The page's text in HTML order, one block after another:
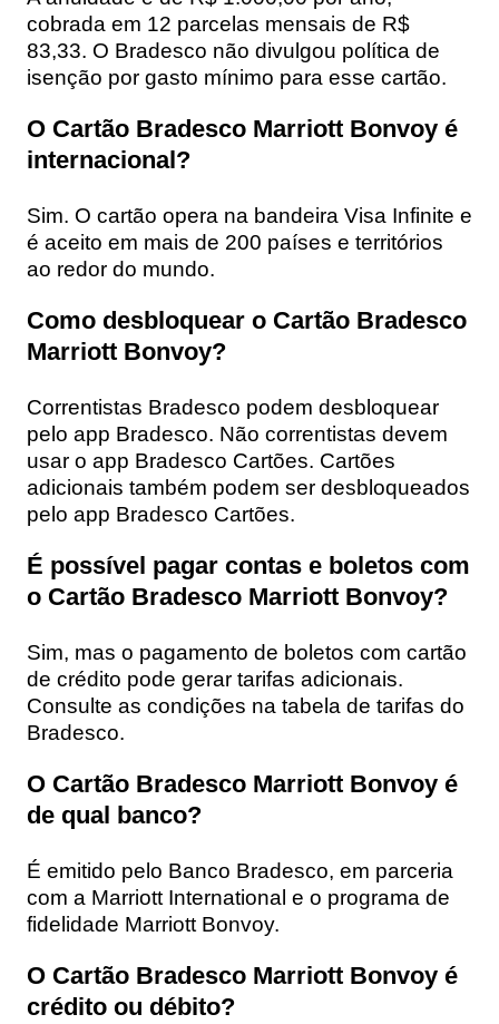
cobrada em 12 parcelas mensais de R$
83,33. O Bradesco não divulgou política de
isenção por gasto mínimo para esse cartão.
O Cartão Bradesco Marriott Bonvoy é
internacional?
Sim. O cartão opera na bandeira Visa Infinite e
é aceito em mais de 200 países e territórios
ao redor do mundo.
Como desbloquear o Cartão Bradesco
Marriott Bonvoy?
Correntistas Bradesco podem desbloquear
pelo app Bradesco. Não correntistas devem
usar o app Bradesco Cartões. Cartões
adicionais também podem ser desbloqueados
pelo app Bradesco Cartões.
É possível pagar contas e boletos com
o Cartão Bradesco Marriott Bonvoy?
Sim, mas o pagamento de boletos com cartão
de crédito pode gerar tarifas adicionais.
Consulte as condições na tabela de tarifas do
Bradesco.
O Cartão Bradesco Marriott Bonvoy é
de qual banco?
É emitido pelo Banco Bradesco, em parceria
com a Marriott International e o programa de
fidelidade Marriott Bonvoy.
O Cartão Bradesco Marriott Bonvoy é
crédito ou débito?